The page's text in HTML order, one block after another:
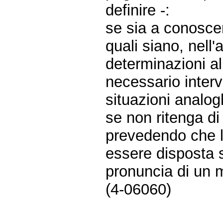
definire -:
se sia a
quali siano,
determinazioni
necessario
situazioni
se non ritenga
prevedendo che
essere disposta
pronuncia di un
(4-06060)